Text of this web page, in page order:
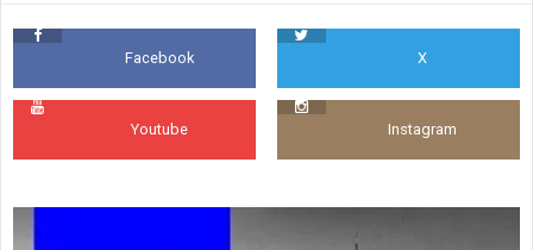
Facebook X
Youtube Instagram